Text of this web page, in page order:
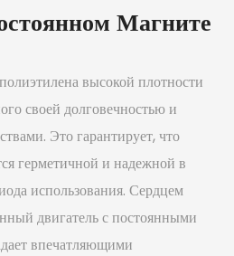
Магните
высокой плотности
своей долговечностью и
Это гарантирует, что
герметичной и надежной в
использования. Сердцем
двигатель с постоянными
впечатляющими